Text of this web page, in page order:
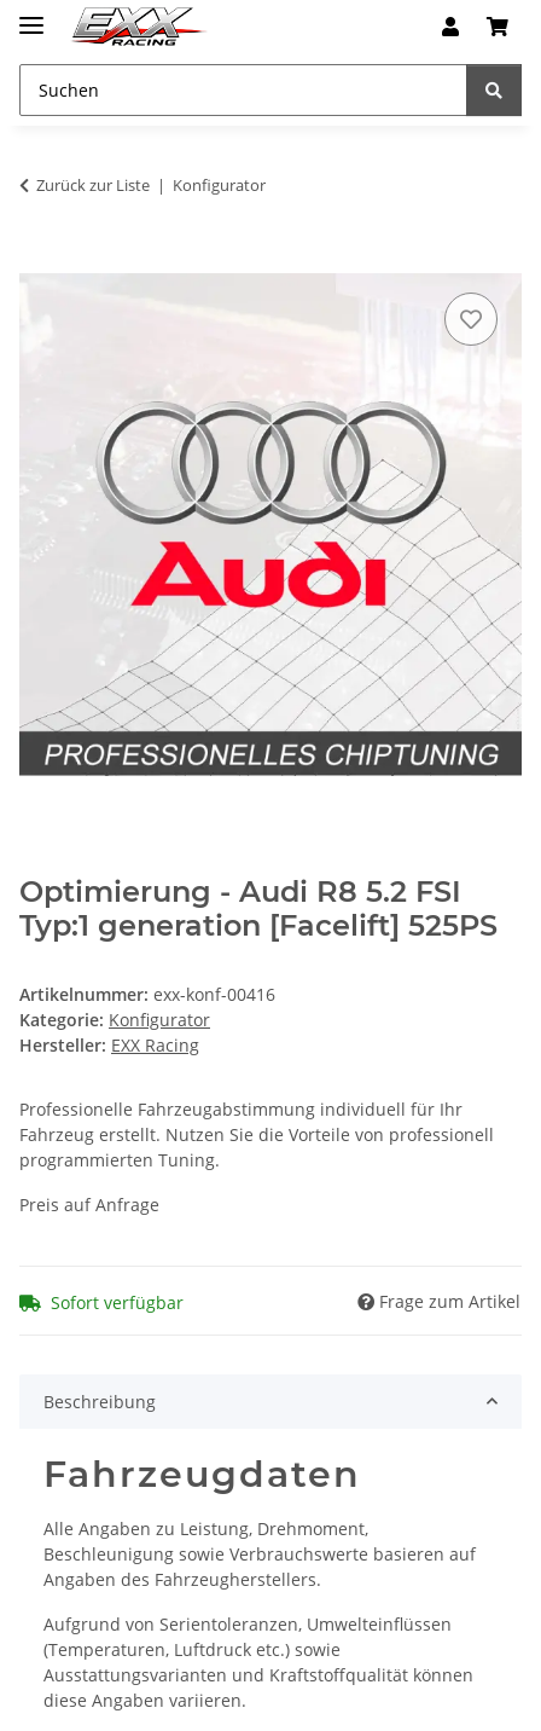
Zurück zur Liste Konfigurator
Optimierung - Audi R8 5.2 FSI
Typ:1 generation [Facelift] 525PS
Artikelnummer: exx-konf-00416
Kategorie: Konfigurator
Hersteller: EXX Racing
Professionelle Fahrzeugabstimmung individuell für Ihr
Fahrzeug erstellt. Nutzen Sie die Vorteile von professionell
programmierten Tuning.
Preis auf Anfrage
Sofort verfügbar Frage zum Artikel
Beschreibung
Fahrzeugdaten
Alle Angaben zu Leistung, Drehmoment,
Beschleunigung sowie Verbrauchswerte basieren auf
Angaben des Fahrzeugherstellers.
Aufgrund von Serientoleranzen, Umwelteinflüssen
(Temperaturen, Luftdruck etc.) sowie
Ausstattungsvarianten und Kraftstoffqualität können
diese Angaben variieren.